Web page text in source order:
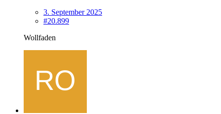
3. September 2025
#20.899
Wollfaden